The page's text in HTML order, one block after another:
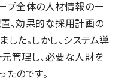
プ全体の人材情報の一
、効果的な採用計画の
た。しかし、システム導
管理し、必要な人財を
のです。